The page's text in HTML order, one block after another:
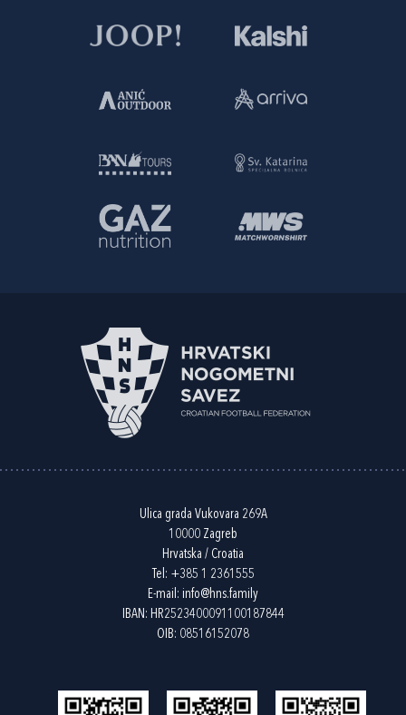
Ulica grada Vukovara 269A
10000 Zagreb
Hrvatska / Croatia
Tel: +385 1 2361555
E-mail: info@hns.family
IBAN: HR2523400091100187844
OIB: 08516152078